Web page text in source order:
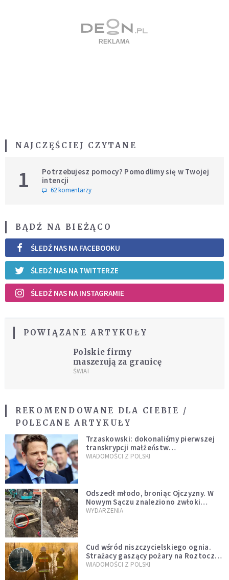
NAJCZĘŚCIEJ CZYTANE
1
Potrzebujesz pomocy? Pomodlimy się w Twojej
intencji
62 komentarzy
BĄDŹ NA BIEŻĄCO
ŚLEDŹ NAS NA FACEBOOKU
ŚLEDŹ NAS NA TWITTERZE
ŚLEDŹ NAS NA INSTAGRAMIE
POWIĄZANE ARTYKUŁY
Polskie firmy
maszerują za granicę
ŚWIAT
REKOMENDOWANE DLA CIEBIE /
POLECANE ARTYKUŁY
Trzaskowski: dokonaliśmy pierwszej
transkrypcji małżeństw
jednopłciowych. “Tak jak
WIADOMOŚCI Z POLSKI
Odszedł młodo, broniąc Ojczyzny. W
Nowym Sączu znaleziono zwłoki
mężczyzny z czasów potopu
WYDARZENIA
Cud wśród niszczycielskiego ognia.
Strażacy gaszący pożary na Roztoczu
opublikowali niezwykłe zdjęcie
WIADOMOŚCI Z POLSKI